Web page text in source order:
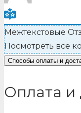
Межтекстовые
Посмотреть все
Способы оплаты и
Оплата и